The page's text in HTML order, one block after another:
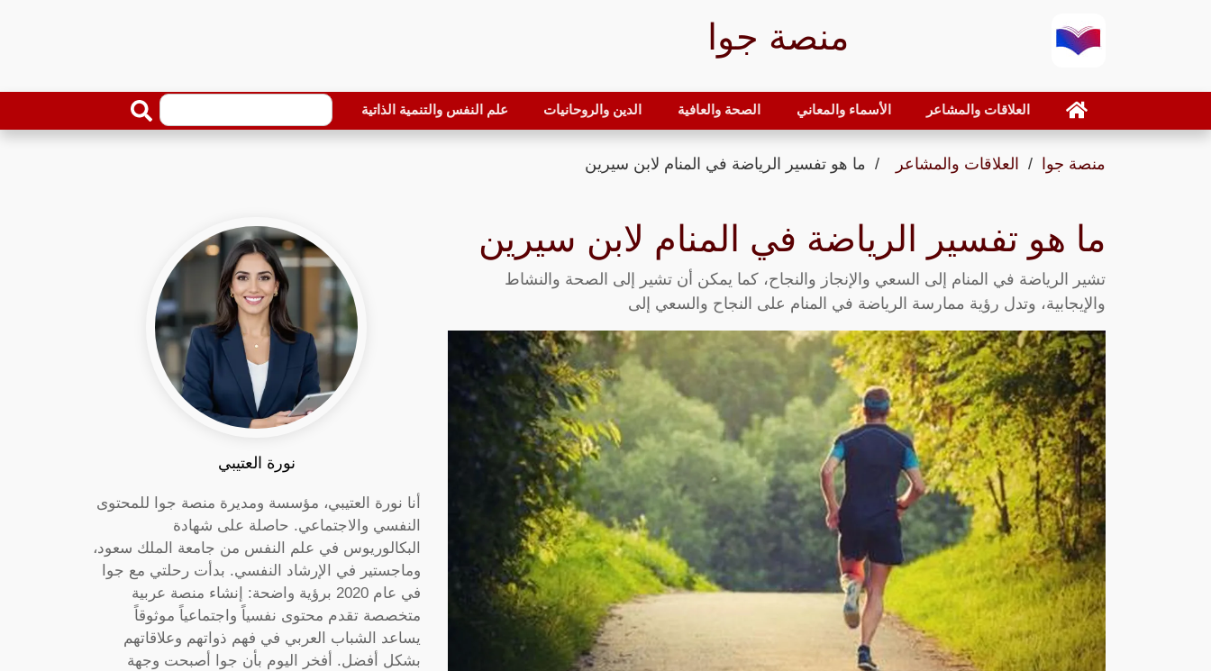
منصة جوا
العلاقات والمشاعر الأسماء والمعاني الصحة والعافية الدين والروحانيات علم النفس والتنمية الذاتية
منصة جوا العلاقات والمشاعر ما هو تفسير الرياضة في المنام لابن سيرين
ما هو تفسير الرياضة في المنام لابن سيرين
تشير الرياضة في المنام إلى السعي والإنجاز والنجاح، كما يمكن أن تشير إلى الصحة والنشاط
والإيجابية، وتدل رؤية ممارسة الرياضة في المنام على النجاح والسعي إلى
نورة العتيبي
أنا نورة العتيبي، مؤسسة ومديرة منصة جوا للمحتوى
النفسي والاجتماعي. حاصلة على شهادة
البكالوريوس في علم النفس من جامعة الملك سعود،
وماجستير في الإرشاد النفسي. بدأت رحلتي مع جوا
في عام 2020 برؤية واضحة: إنشاء منصة عربية
متخصصة تقدم محتوى نفسياً واجتماعياً موثوقاً
يساعد الشباب العربي في فهم ذواتهم وعلاقاتهم
بشكل أفضل. أفخر اليوم بأن جوا أصبحت وجهة